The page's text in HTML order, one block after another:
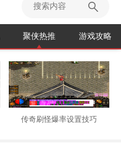
聚侠热推 游戏攻略
传奇刷怪爆率设置技巧